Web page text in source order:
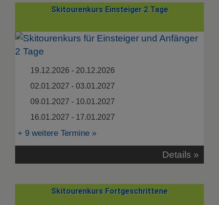
Skitourenkurs Einsteiger 2 Tage
19.12.2026 - 20.12.2026
02.01.2027 - 03.01.2027
09.01.2027 - 10.01.2027
16.01.2027 - 17.01.2027
+ 9 weitere Termine »
Details »
Skitourenkurs Fortgeschrittene